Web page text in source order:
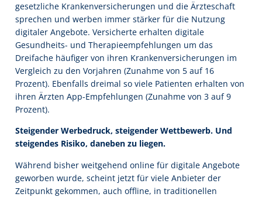
gesetzliche Krankenversicherungen und die Ärzteschaft
sprechen und werben immer stärker für die Nutzung
digitaler Angebote. Versicherte erhalten digitale
Gesundheits- und Therapieempfehlungen um das
Dreifache häufiger von ihren Krankenversicherungen im
Vergleich zu den Vorjahren (Zunahme von 5 auf 16
Prozent). Ebenfalls dreimal so viele Patienten erhalten von
ihren Ärzten App-Empfehlungen (Zunahme von 3 auf 9
Prozent).
Steigender Werbedruck, steigender Wettbewerb. Und
steigendes Risiko, daneben zu liegen.
Während bisher weitgehend online für digitale Angebote
geworben wurde, scheint jetzt für viele Anbieter der
Zeitpunkt gekommen, auch offline, in traditionellen